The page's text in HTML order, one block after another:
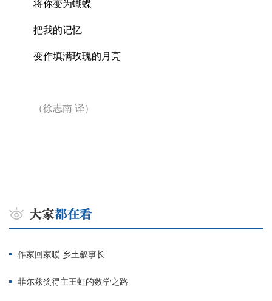
将你变为蝴蝶
把我的记忆
变作填满玫瑰的月亮
（徐志南 译）
作家回家暖 乡土叙事长
菲尔兹奖得主王虹的数学之路